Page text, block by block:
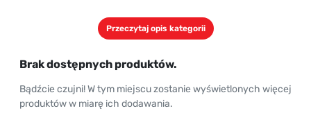
Przeczytaj opis kategorii
Brak dostępnych produktów.
Bądźcie czujni! W tym miejscu zostanie wyświetlonych więcej
produktów w miarę ich dodawania.